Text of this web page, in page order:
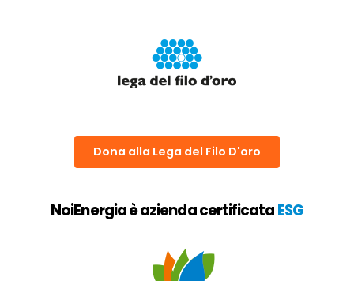
Dona alla Lega del Filo D'oro
NoiEnergia è azienda certificata ESG